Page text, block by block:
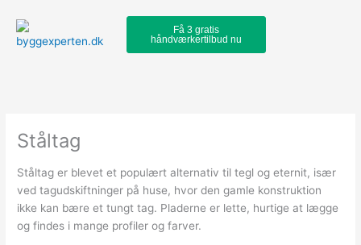
content
Få 3 gratis
håndværkertilbud nu
Ståltag
Ståltag er blevet et populært alternativ til tegl og eternit, især
ved tagudskiftninger på huse, hvor den gamle konstruktion
ikke kan bære et tungt tag. Pladerne er lette, hurtige at lægge
og findes i mange profiler og farver.